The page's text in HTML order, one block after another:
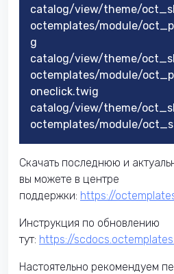
catalog/view/theme/
octemplates/module/
g
catalog/view/theme/
octemplates/module/
oneclick.twig
catalog/view/theme/
octemplates/module/
Скачать последнюю и
вы можете в центре
поддержки: https://
Инструкция по обновлению
тут: https://
Настоятельно рекомендуем